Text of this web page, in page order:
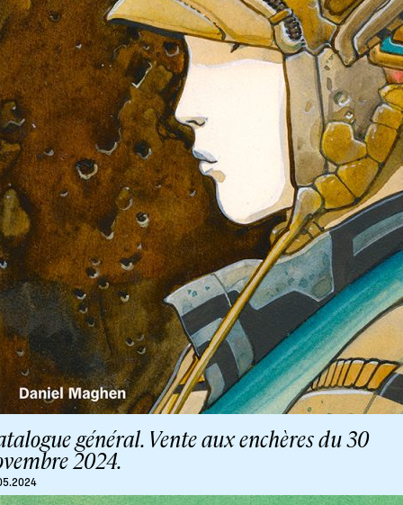
général. Vente aux enchères du 30
2024.